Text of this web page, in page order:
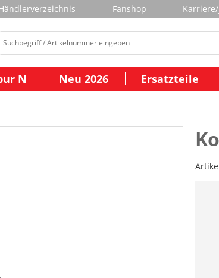
Fanshop Karriere/
N Neu 2026 Ersatzteile